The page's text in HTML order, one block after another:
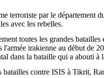
terroriste par le département
avec les rebelles.
toutes les grandes
l'armée irakienne au début de
dans la bataille qui a abouti à
batailles contre ISIS à Tikrit,